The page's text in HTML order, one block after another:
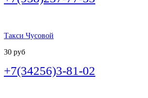
Такси Чусовой
30 руб
+7(34256)3-81-02